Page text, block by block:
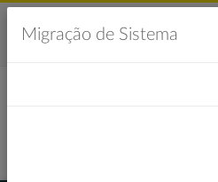
Migração de Sistema